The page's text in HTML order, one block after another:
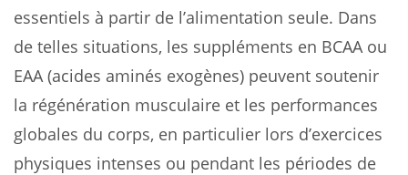
essentiels à partir de l’alimentation seule. Dans
de telles situations, les suppléments en BCAA ou
EAA (acides aminés exogènes) peuvent soutenir
la régénération musculaire et les performances
globales du corps, en particulier lors d’exercices
physiques intenses ou pendant les périodes de